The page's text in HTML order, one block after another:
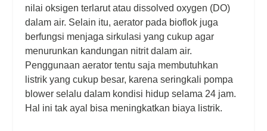
nilai oksigen terlarut atau dissolved oxygen (DO)
dalam air. Selain itu, aerator pada bioflok juga
berfungsi menjaga sirkulasi yang cukup agar
menurunkan kandungan nitrit dalam air.
Penggunaan aerator tentu saja membutuhkan
listrik yang cukup besar, karena seringkali pompa
blower selalu dalam kondisi hidup selama 24 jam.
Hal ini tak ayal bisa meningkatkan biaya listrik.